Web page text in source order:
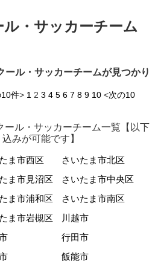
・サッカーチーム
ール・サッカーチームが見つかり
件> 1 2 3 4 5 6 7 8 9 10 <次の10
ール・サッカーチーム一覧【以下
みが可能です】
ま市西区
さいたま市北区
ま市見沼区
さいたま市中央区
ま市浦和区
さいたま市南区
ま市岩槻区
川越市
行田市
飯能市